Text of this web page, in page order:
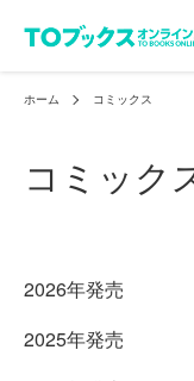
ホーム コミックス
コミック
2026年発売
2025年発売